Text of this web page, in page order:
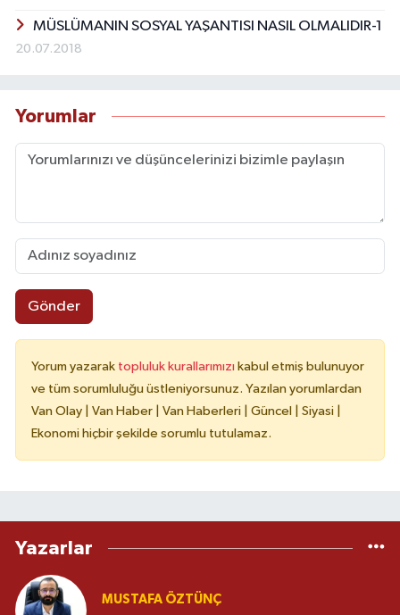
MÜSLÜMANIN SOSYAL YAŞANTISI NASIL OLMALIDIR-1
20.07.2018
Yorumlar
Gönder
Yorum yazarak topluluk kurallarımızı kabul etmiş bulunuyor
ve tüm sorumluluğu üstleniyorsunuz. Yazılan yorumlardan
Van Olay | Van Haber | Van Haberleri | Güncel | Siyasi |
Ekonomi hiçbir şekilde sorumlu tutulamaz.
Yazarlar
MUSTAFA ÖZTÜNÇ